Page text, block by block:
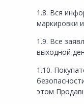
1.8. Вся
маркировки
1.9. Все
выходной
1.10.
этом